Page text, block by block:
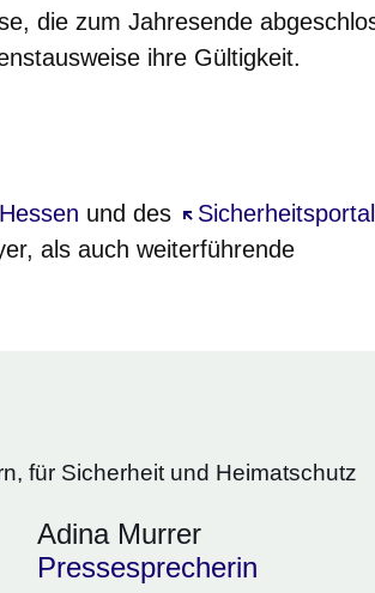
die zum Jahresende
ihre Gültigkeit.
in einem neuen Fenster
und des Öffnet sich in
als auch weiterführende
für Sicherheit und Heimatschutz
Adina Murrer
Pressesprecherin